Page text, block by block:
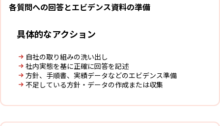
各質問への回答とエビデンス資料の準備
具体的なアクション
自社の取り組みの洗い出し
社内実態を基に正確に回答を記述
方針、手順書、実績データなどのエビデンス準備
不足している方針・データの作成または収集